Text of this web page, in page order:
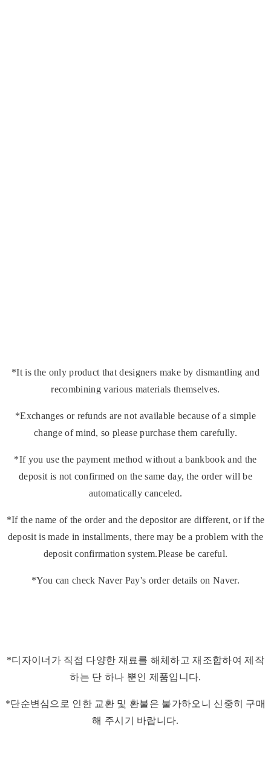
*It is the only product that designers make by dismantling and
recombining various materials themselves.
*Exchanges or refunds are not available because of a simple
change of mind, so please purchase them carefully.
*If you use the payment method without a bankbook and the
deposit is not confirmed on the same day, the order will be
automatically canceled.
*If the name of the order and the depositor are different, or if the
deposit is made in installments, there may be a problem with the
deposit confirmation system.Please be careful.
*You can check Naver Pay's order details on Naver.
*디자이너가 직접 다양한 재료를 해체하고 재조합하여 제작
하는 단 하나 뿐인 제품입니다.
*단순변심으로 인한 교환 및 환불은 불가하오니 신중히 구매
해 주시기 바랍니다.